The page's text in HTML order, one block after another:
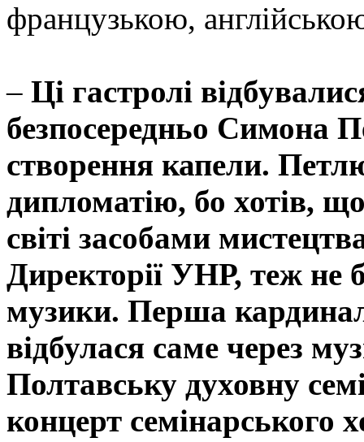
французькою,
– Ці гастролі
безпосередньо Симона
створення капели.
дипломатію, бо хотів,
світі засобами
Директорії УНР, теж не
музики. Перша
відбулася саме через
Полтавську духовну
концерт семінарського